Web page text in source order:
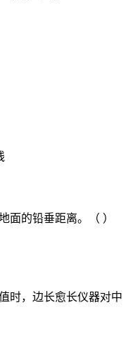
面的铅垂距离。（ ）
时，边长愈长仪器对中